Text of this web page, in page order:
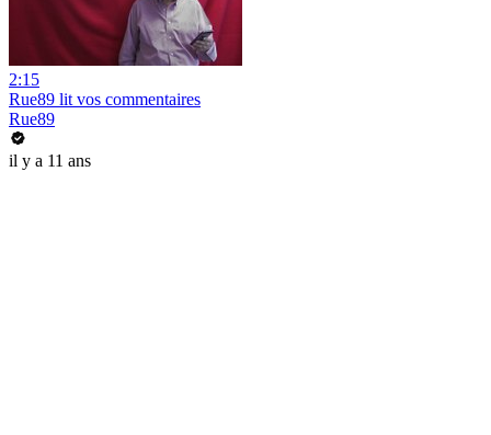
2:15
Rue89 lit vos commentaires
Rue89
il y a 11 ans